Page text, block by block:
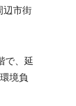
辺市街
で、延
境負